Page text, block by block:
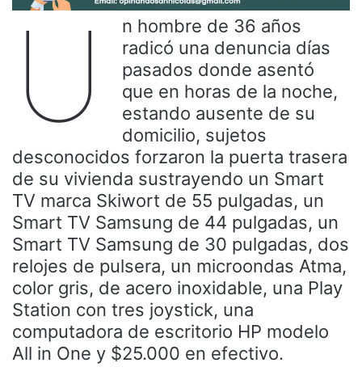
U
n hombre de 36 años
radicó una denuncia días
pasados donde asentó
que en horas de la noche,
estando ausente de su
domicilio, sujetos
desconocidos forzaron la puerta trasera
de su vivienda sustrayendo un Smart
TV marca Skiwort de 55 pulgadas, un
Smart TV Samsung de 44 pulgadas, un
Smart TV Samsung de 30 pulgadas, dos
relojes de pulsera, un microondas Atma,
color gris, de acero inoxidable, una Play
Station con tres joystick, una
computadora de escritorio HP modelo
All in One y $25.000 en efectivo.